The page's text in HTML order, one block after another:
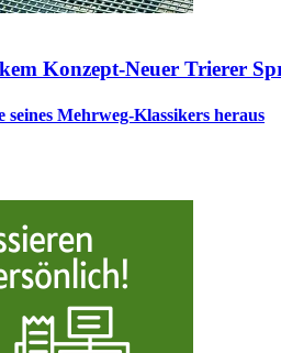
Konzept-Neuer Trierer
Mehrweg-Klassikers heraus